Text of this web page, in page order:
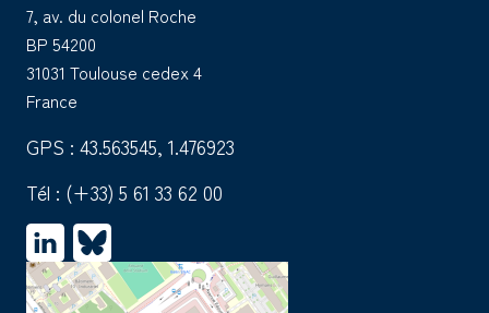
7, av. du colonel Roche
BP 54200
31031 Toulouse cedex 4
France
GPS : 43.563545, 1.476923
Tél : (+33) 5 61 33 62 00